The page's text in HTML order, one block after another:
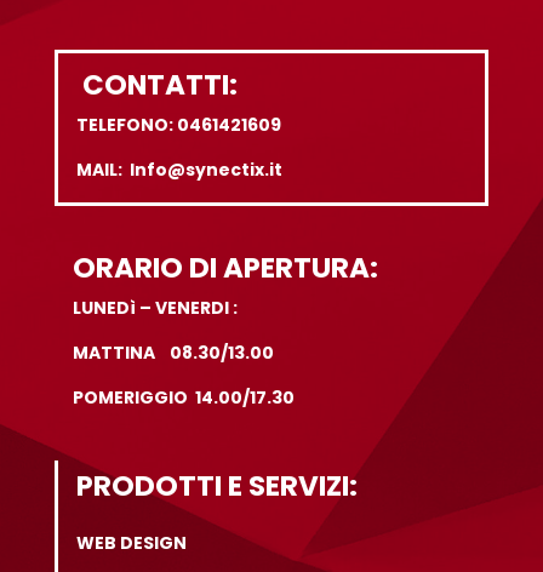
CONTATTI:
TELEFONO: 0461421609
MAIL: Info@synectix.it
ORARIO DI APERTURA:
LUNEDì – VENERDI :
MATTINA 08.30/13.00
POMERIGGIO 14.00/17.30
PRODOTTI E SERVIZI:
WEB DESIGN